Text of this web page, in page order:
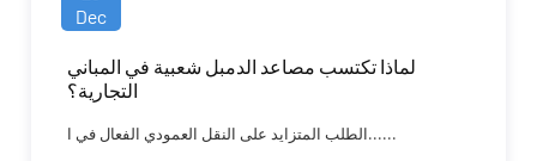
Dec
لماذا تكتسب مصاعد الدمبل شعبية في المباني
التجارية؟
الطلب المتزايد على النقل العمودي الفعال في ا......